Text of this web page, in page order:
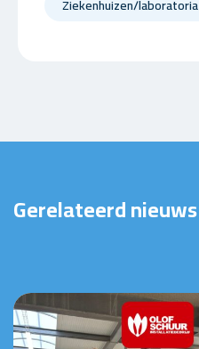
Ziekenhuizen/laboratoria
Gerelateerd nieuws